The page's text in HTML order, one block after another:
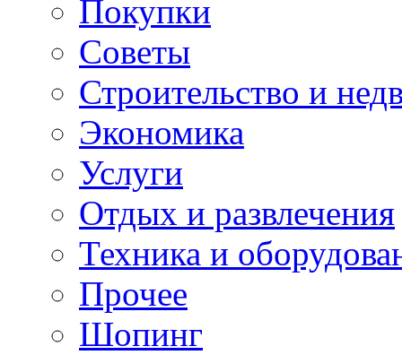
Покупки
Советы
Строительство и
Экономика
Услуги
Отдых и развлечения
Техника и
Прочее
Шопинг